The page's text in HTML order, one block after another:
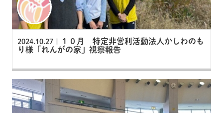
2024.10.27 |
１０月 特定非営利活動法人かしわのも
り様「れんがの家」視察報告